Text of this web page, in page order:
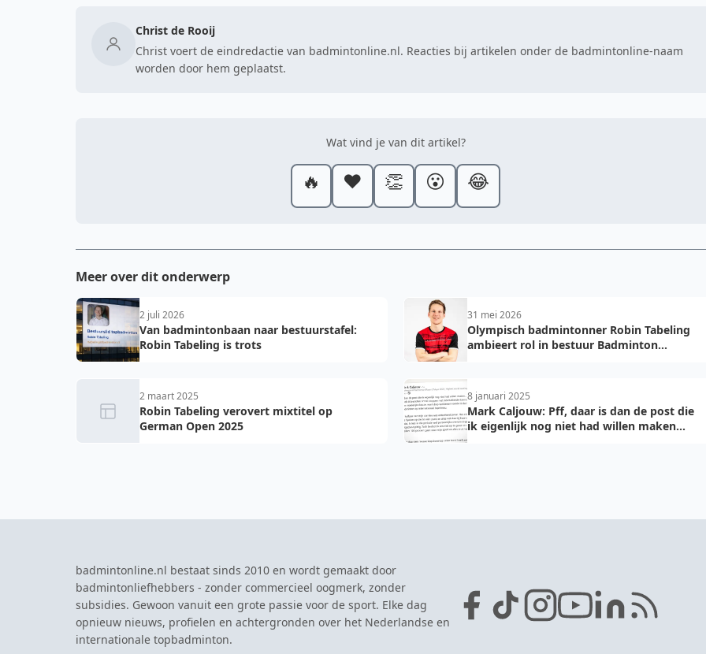
Christ de Rooij
Christ voert de eindredactie van badmintonline.nl. Reacties bij artikelen onder de badmintonline-naam
worden door hem geplaatst.
Wat vind je van dit artikel?
🔥 ❤️ 👏 😮 😂
Meer over dit onderwerp
2 juli 2026
Van badmintonbaan naar bestuurstafel:
Robin Tabeling is trots
31 mei 2026
Olympisch badmintonner Robin Tabeling
ambieert rol in bestuur Badminton
2 maart 2025
Robin Tabeling verovert mixtitel op
German Open 2025
8 januari 2025
Mark Caljouw: Pff, daar is dan de post die
ik eigenlijk nog niet had willen maken...
badmintonline.nl bestaat sinds 2010 en wordt gemaakt door
badmintonliefhebbers - zonder commercieel oogmerk, zonder
subsidies. Gewoon vanuit een grote passie voor de sport. Elke dag
opnieuw nieuws, profielen en achtergronden over het Nederlandse en
internationale topbadminton.